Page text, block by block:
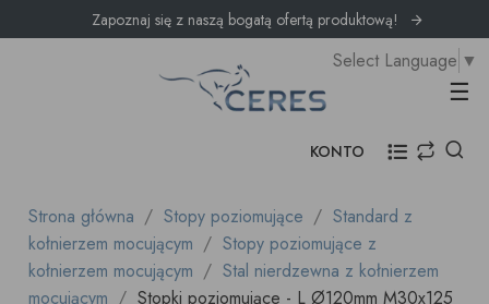
Zapoznaj się z naszą bogatą ofertą produktową!
☰
Select Language ▼
KONTO
Strona główna Stopy poziomujące
Standard z
kołnierzem mocującym
Stopy poziomujące z
kołnierzem mocującym
Stal nierdzewna z kołnierzem
mocującym
Stopki poziomujące - L Ø120mm M30x125